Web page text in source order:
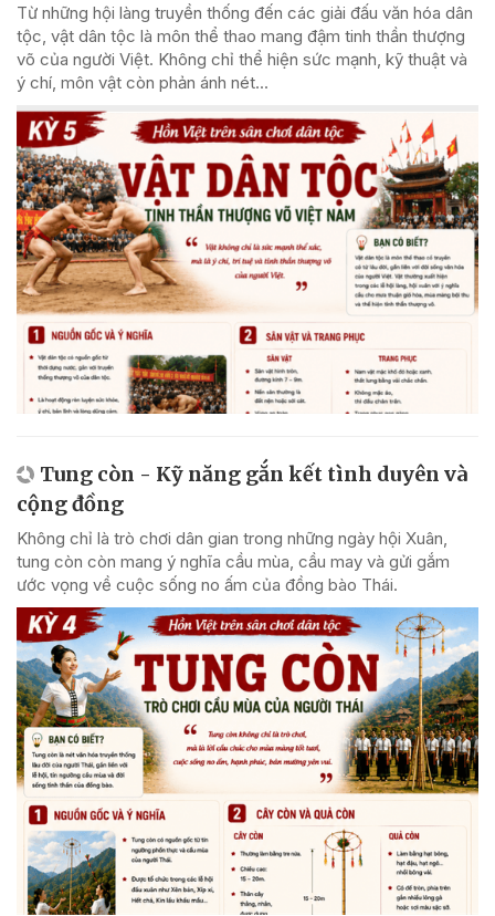
Từ những hội làng truyền thống đến các giải đấu văn hóa dân
tộc, vật dân tộc là môn thể thao mang đậm tinh thần thượng
võ của người Việt. Không chỉ thể hiện sức mạnh, kỹ thuật và
ý chí, môn vật còn phản ánh nét...
Tung còn - Kỹ năng gắn kết tình duyên và
cộng đồng
Không chỉ là trò chơi dân gian trong những ngày hội Xuân,
tung còn còn mang ý nghĩa cầu mùa, cầu may và gửi gắm
ước vọng về cuộc sống no ấm của đồng bào Thái.